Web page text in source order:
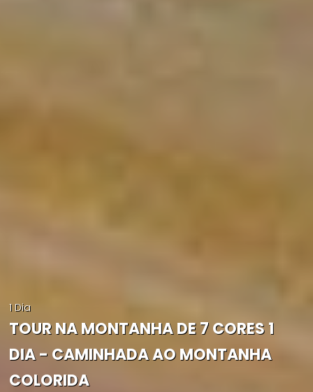
1 Dia
TOUR NA MONTANHA DE 7 CORES 1
DIA - CAMINHADA AO MONTANHA
COLORIDA